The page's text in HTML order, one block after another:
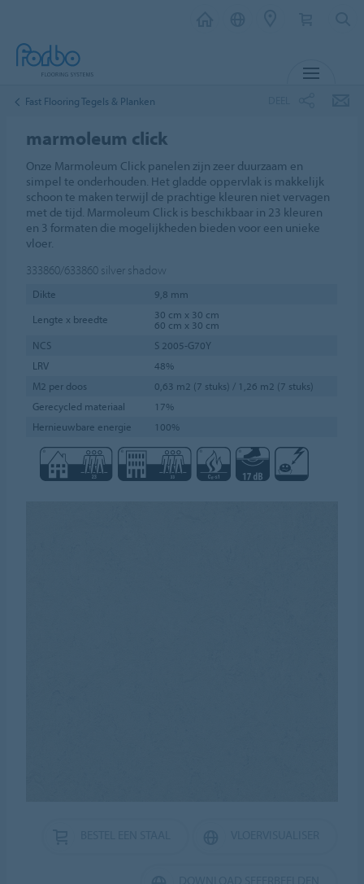
Fast Flooring Tegels & Planken
marmoleum click
Onze Marmoleum Click panelen zijn zeer duurzaam en
simpel te onderhouden. Het gladde oppervlak is makkelijk
schoon te maken terwijl de prachtige kleuren niet vervagen
met de tijd. Marmoleum Click is beschikbaar in 23 kleuren
en 3 formaten die mogelijkheden bieden voor een unieke
vloer.
333860/633860 silver shadow
Dikte
9,8 mm
Lengte x breedte
30 cm x 30 cm
60 cm x 30 cm
NCS
S 2005-G70Y
LRV
48%
M2 per doos
0,63 m2 (7 stuks) / 1,26 m2 (7 stuks)
Gerecycled materiaal
17%
Hernieuwbare energie
100%